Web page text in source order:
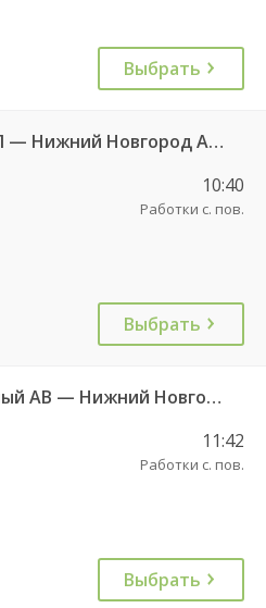
Выбрать
Новочебоксарск г. ДКП — Нижний Новгород Автовокзал «ТПУ Канавинский» 7938
10:40
Работки с. пов.
Выбрать
Чебоксары Центральный АВ — Нижний Новгород АС Канавинская 501
11:42
Работки с. пов.
Выбрать